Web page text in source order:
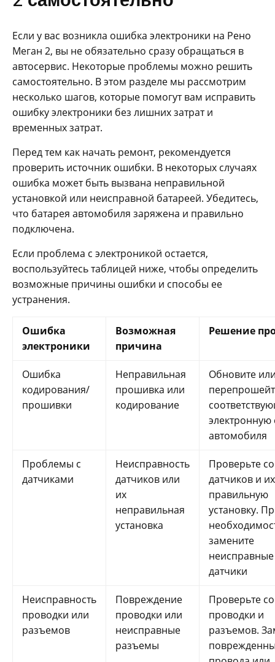
Если у вас возникла ошибка электроники на Рено
Меган 2, вы не обязательно сразу обращаться в
автосервис. Некоторые проблемы можно решить
самостоятельно. В этом разделе мы рассмотрим
несколько шагов, которые помогут вам исправить
ошибку электроники без лишних затрат и
временных затрат.
Перед тем как начать ремонт, рекомендуется
проверить источник ошибки. В некоторых случаях
ошибка может быть вызвана неправильной
установкой или неисправной батареей. Убедитесь,
что батарея автомобиля заряжена и правильно
подключена.
Если проблема с электроникой остается,
воспользуйтесь таблицей ниже, чтобы определить
возможные причины ошибки и способы ее
устранения.
Ошибка
электроники
Возможная
причина
Решение
Ошибка
кодирования/
прошивки
Неправильная
прошивка или
кодирование
Обновите
электронную
автомобиля
Проблемы с
датчиками
Неисправность
датчиков или
их
неправильная
установка
Проверьте
датчиков и их
правильную
установку.
замените
неисправные
датчики
Неисправность
проводки или
разъемов
Повреждение
проводки или
неисправные
разъемы
Проверьте
проводки и
разъемов.